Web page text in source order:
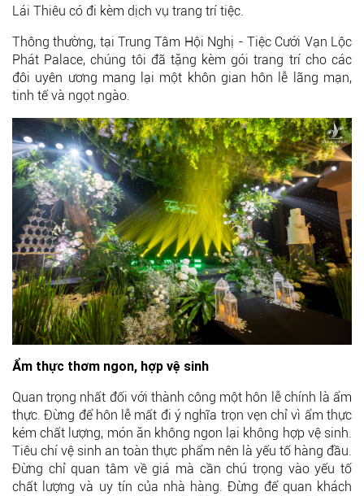
Lái Thiêu có đi kèm dịch vụ trang trí tiệc.
Thông thường, tại Trung Tâm Hội Nghị - Tiệc Cưới Vạn Lộc
Phát Palace, chúng tôi đã tặng kèm gói trang trí cho các
đôi uyên ương mang lại một khôn gian hôn lễ lãng mạn,
tinh tế và ngọt ngào.
Ẩm thực thơm ngon, hợp vệ sinh
Quan trọng nhất đối với thành công một hôn lễ chính là ẩm
thực. Đừng để hôn lễ mất đi ý nghĩa trọn vẹn chỉ vì ẩm thực
kém chất lượng, món ăn không ngon lại không hợp vệ sinh.
Tiêu chí vệ sinh an toàn thực phẩm nên là yếu tố hàng đầu.
Đừng chỉ quan tâm về giá mà cần chú trọng vào yếu tố
chất lượng và uy tín của nhà hàng. Đừng để quan khách